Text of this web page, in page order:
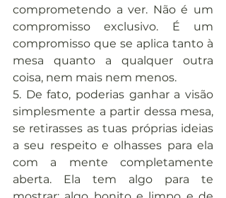
comprometendo a ver. Não é um
compromisso exclusivo. É um
compromisso que se aplica tanto à
mesa quanto a qualquer outra
coisa, nem mais nem menos.
5. De fato, poderias ganhar a visão
simplesmente a partir dessa mesa,
se retirasses as tuas próprias ideias
a seu respeito e olhasses para ela
com a mente completamente
aberta. Ela tem algo para te